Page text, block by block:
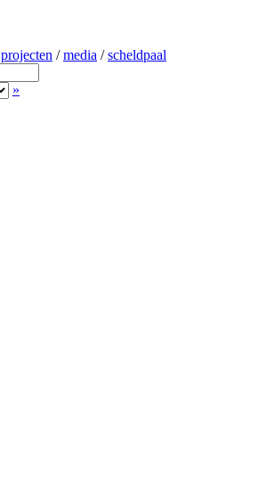
projecten /media /scheldpaal
»